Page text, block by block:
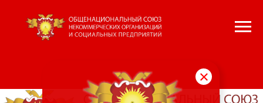
×